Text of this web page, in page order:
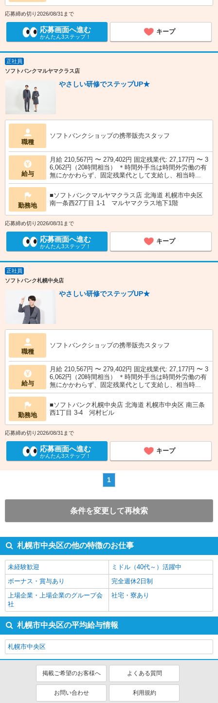
応募締め切り2026/08/31まで
応募画面へ進む
かんたん3ステップ！
キープ
正社員
ソフトバンクマルヤマクラス店
やさしい研修でステップUP★
職種
ソフトバンクショップの携帯販売スタッフ
給与
月給 210,567円 〜 279,402円 固定残業代: 27,177円 〜 3
6,062円（20時間相当） ＊時間外手当は時間外労働の有
無にかかわらず、固定残業代として支給し、相当時...
勤務地
■ソフトバンクマルヤマクラス店 北海道 札幌市中央区
南一条西27丁目 1‐1 マルヤマクラス地下1階
応募締め切り2026/08/31まで
応募画面へ進む
かんたん3ステップ！
キープ
正社員
ソフトバンク札幌中央店
やさしい研修でステップUP★
職種
ソフトバンクショップの携帯販売スタッフ
給与
月給 210,567円 〜 279,402円 固定残業代: 27,177円 〜 3
6,062円（20時間相当） ＊時間外手当は時間外労働の有
無にかかわらず、固定残業代として支給し、相当時...
勤務地
■ソフトバンク札幌中央店 北海道 札幌市中央区 南三条
西1丁目 3‐4 河村ビル
応募締め切り2026/08/31まで
応募画面へ進む
かんたん3ステップ！
キープ
1
条件を変更して再検索
札幌市中央区の他の特徴のお仕事
未経験歓迎
ミドル（40代～）活躍中
ボーナス・賞与あり
完全週休2日制
上場企業・上場企業のグループ会
社
社宅・寮あり
札幌市中央区の平均給与情報
札幌市中央区
掲載ご希望のお客様へ よくある質問
お問い合わせ 利用規約